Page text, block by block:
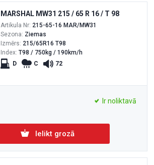
MARSHAL MW31 215 / 65 R 16 / T 98
Artikula Nr: 215-65-16 MAR/MW31
Sezona: Ziemas
Izmērs: 215/65R16 T98
Index: T98 / 750kg / 190km/h
D
C 72
Ir noliktavā
Ielikt grozā